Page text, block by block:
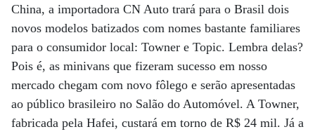
China, a importadora CN Auto trará para o Brasil dois
novos modelos batizados com nomes bastante familiares
para o consumidor local: Towner e Topic. Lembra delas?
Pois é, as minivans que fizeram sucesso em nosso
mercado chegam com novo fôlego e serão apresentadas
ao público brasileiro no Salão do Automóvel. A Towner,
fabricada pela Hafei, custará em torno de R$ 24 mil. Já a